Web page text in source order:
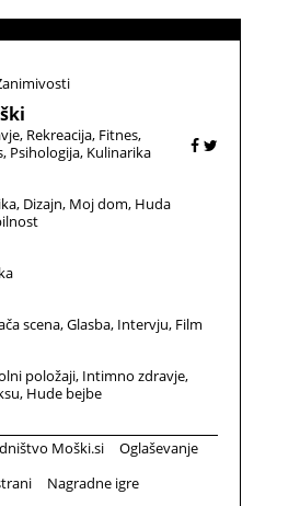
Rekreacija Fitnes
Psihologija Kulinarika
Dizajn Moj dom Huda
scena Glasba Intervju Film
položaji Intimno zdravje
Hude bejbe
Moški.si
Oglaševanje
Nagradne igre